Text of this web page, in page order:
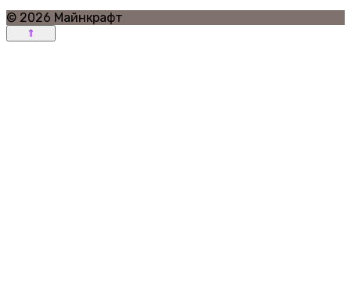
© 2026 Майнкрафт